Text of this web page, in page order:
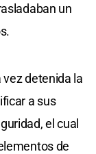
un
detenida la
a sus
el cual
de